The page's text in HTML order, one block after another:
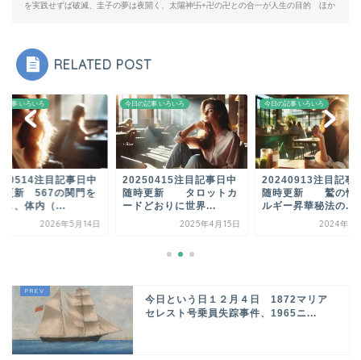
を実践せずば破滅、圭子の夢は夜開く、太陽神卐+卍の卍との合一が人生の目的 ほか
RELATED POST
記事 いろいろ
注目記事日中
更新 567の関門を
し、体内（...
2026年5月14日
今日の記事 いろいろ
20250415注目記事日中
随時更新 タロットカ
ードどおりに世界...
2025年4月15日
今日の記事 いろいろ
20240913注目記事
随時更新 鷲の性
ルギー昇華秘法の...
2024年9
今日という日１２月４日 1872マリア
セレスト号乗員失踪事件、1965ニ...